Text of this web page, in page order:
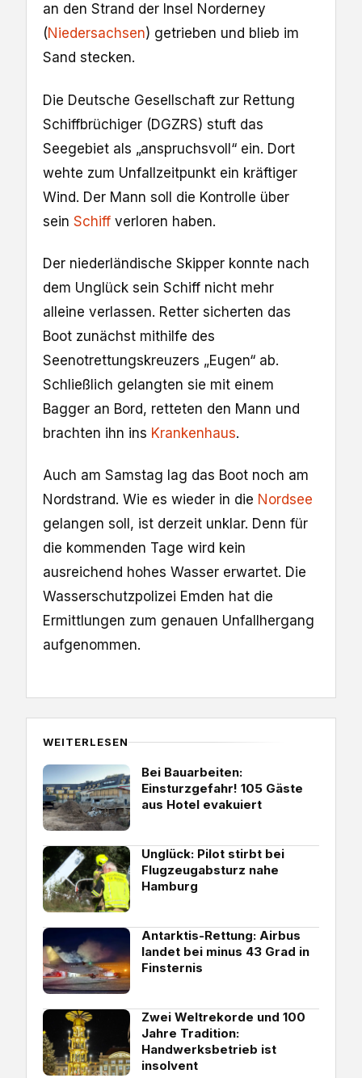
an den Strand der Insel Norderney
(Niedersachsen) getrieben und blieb im
Sand stecken.
Die Deutsche Gesellschaft zur Rettung
Schiffbrüchiger (DGZRS) stuft das
Seegebiet als „anspruchsvoll“ ein. Dort
wehte zum Unfallzeitpunkt ein kräftiger
Wind. Der Mann soll die Kontrolle über
sein Schiff verloren haben.
Der niederländische Skipper konnte nach
dem Unglück sein Schiff nicht mehr
alleine verlassen. Retter sicherten das
Boot zunächst mithilfe des
Seenotrettungskreuzers „Eugen“ ab.
Schließlich gelangten sie mit einem
Bagger an Bord, retteten den Mann und
brachten ihn ins Krankenhaus.
Auch am Samstag lag das Boot noch am
Nordstrand. Wie es wieder in die Nordsee
gelangen soll, ist derzeit unklar. Denn für
die kommenden Tage wird kein
ausreichend hohes Wasser erwartet. Die
Wasserschutzpolizei Emden hat die
Ermittlungen zum genauen Unfallhergang
aufgenommen.
WEITERLESEN
Bei Bauarbeiten:
Einsturzgefahr! 105 Gäste
aus Hotel evakuiert
Unglück: Pilot stirbt bei
Flugzeugabsturz nahe
Hamburg
Antarktis-Rettung: Airbus
landet bei minus 43 Grad in
Finsternis
Zwei Weltrekorde und 100
Jahre Tradition:
Handwerksbetrieb ist
insolvent